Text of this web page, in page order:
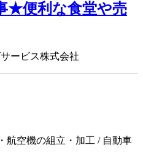
★便利な食堂や売
ービス株式会社
航空機の組立・加工 / 自動車